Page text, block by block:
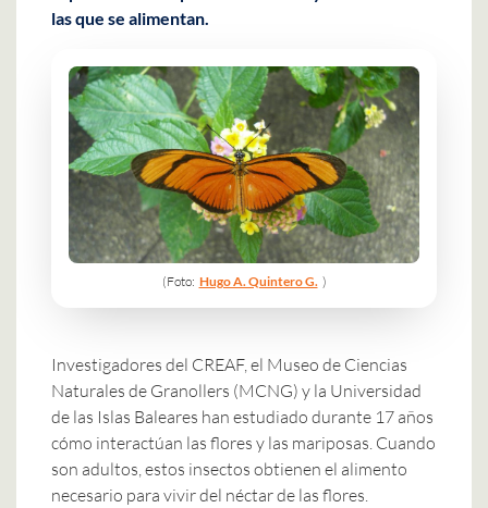
las que se alimentan.
(Foto: Hugo A. Quintero G. )
Investigadores del CREAF, el Museo de Ciencias
Naturales de Granollers (MCNG) y la Universidad
de las Islas Baleares han estudiado durante 17 años
cómo interactúan las flores y las mariposas. Cuando
son adultos, estos insectos obtienen el alimento
necesario para vivir del néctar de las flores.